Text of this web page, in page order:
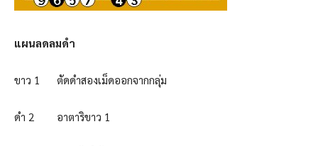
แผนลดลมดำ
ขาว 1 ตัดดำสองเม็ดออกจากกลุ่ม
ดำ 2 อาตาริขาว 1